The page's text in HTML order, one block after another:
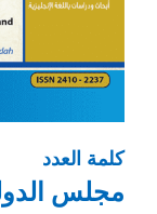
كلمة العدد
مجلس